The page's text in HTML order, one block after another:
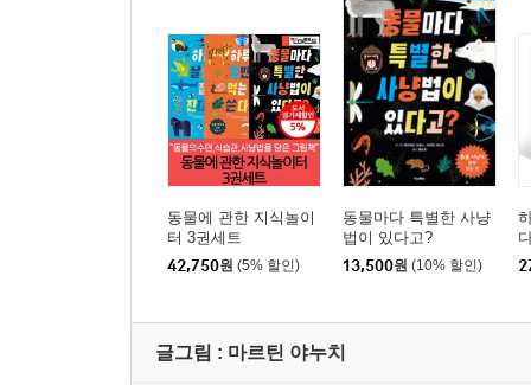
동물에 관한 지식놀이
터 3권세트
42,750원 (5% 할인)
동물마다 특별한 사냥
법이 있다고?
13,500원 (10% 할인)
글그림 : 마르틴 야누치